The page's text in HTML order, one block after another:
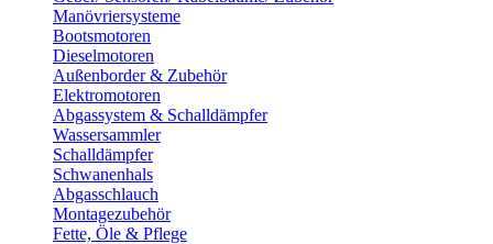
Manövriersysteme
Bootsmotoren
Dieselmotoren
Außenborder & Zubehör
Elektromotoren
Abgassystem & Schalldämpfer
Wassersammler
Schalldämpfer
Schwanenhals
Abgasschlauch
Montagezubehör
Fette, Öle & Pflege